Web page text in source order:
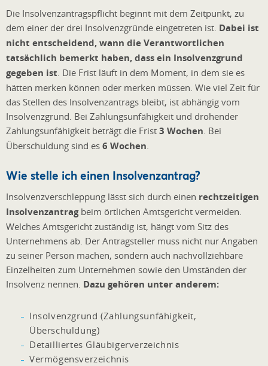
Die Insolvenzantragspflicht beginnt mit dem Zeitpunkt, zu
dem einer der drei Insolvenzgründe eingetreten ist. Dabei ist
nicht entscheidend, wann die Verantwortlichen
tatsächlich bemerkt haben, dass ein Insolvenzgrund
gegeben ist. Die Frist läuft in dem Moment, in dem sie es
hätten merken können oder merken müssen. Wie viel Zeit für
das Stellen des Insolvenzantrags bleibt, ist abhängig vom
Insolvenzgrund. Bei Zahlungsunfähigkeit und drohender
Zahlungsunfähigkeit beträgt die Frist 3 Wochen. Bei
Überschuldung sind es 6 Wochen.
Wie stelle ich einen Insolvenzantrag?
Insolvenzverschleppung lässt sich durch einen rechtzeitigen
Insolvenzantragbeim örtlichen Amtsgericht vermeiden.
Welches Amtsgericht zuständig ist, hängt vom Sitz des
Unternehmens ab. Der Antragsteller muss nicht nur Angaben
zu seiner Person machen, sondern auch nachvollziehbare
Einzelheiten zum Unternehmen sowie den Umständen der
Insolvenz nennen. Dazu gehören unter anderem:
Insolvenzgrund (Zahlungsunfähigkeit,
Überschuldung)
Detailliertes Gläubigerverzeichnis
Vermögensverzeichnis